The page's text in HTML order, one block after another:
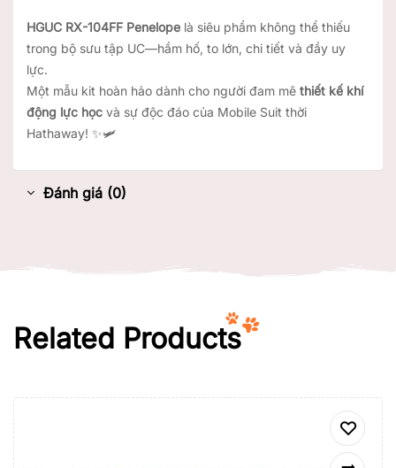
HGUC RX-104FF Penelope là siêu phẩm không thể thiếu
trong bộ sưu tập UC—hầm hố, to lớn, chi tiết và đầy uy
lực.
Một mẫu kit hoàn hảo dành cho người đam mê thiết kế khí
động lực học và sự độc đáo của Mobile Suit thời
Hathaway! ✨🛩️
Đánh giá (0)
Related Products